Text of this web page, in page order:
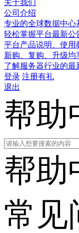
关于我们
公司介绍
专业的全球数据中心
轻松掌握平台最新公
平台产品说明、使用
新购、复购、升级均
了解服务器行业的最
登录 注册有礼
退出
帮助
帮助
常见